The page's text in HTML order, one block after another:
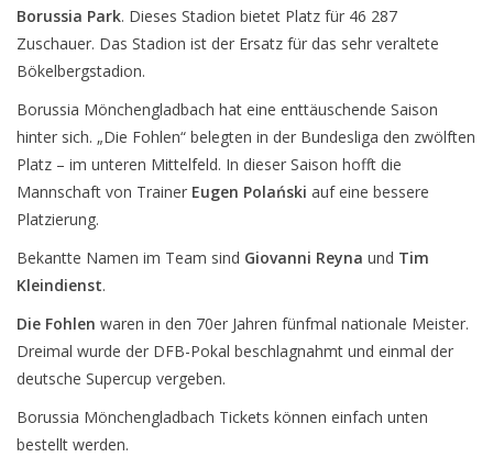
Borussia Park. Dieses Stadion bietet Platz für 46 287
Zuschauer. Das Stadion ist der Ersatz für das sehr veraltete
Bökelbergstadion.
Borussia Mönchengladbach hat eine enttäuschende Saison
hinter sich. „Die Fohlen“ belegten in der Bundesliga den zwölften
Platz – im unteren Mittelfeld. In dieser Saison hofft die
Mannschaft von Trainer Eugen Polański auf eine bessere
Platzierung.
Bekantte Namen im Team sind Giovanni Reyna und Tim
Kleindienst.
Die Fohlen waren in den 70er Jahren fünfmal nationale Meister.
Dreimal wurde der DFB-Pokal beschlagnahmt und einmal der
deutsche Supercup vergeben.
Borussia Mönchengladbach Tickets können einfach unten
bestellt werden.